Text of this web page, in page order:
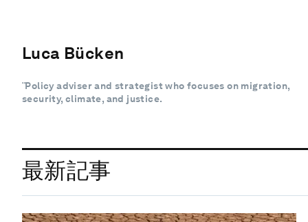
Luca Bücken
¨Policy adviser and strategist who focuses on migration,
security, climate, and justice.
最新記事